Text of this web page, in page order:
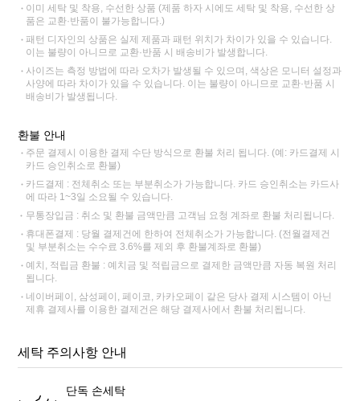
이미 세탁 및 착용, 수선한 상품 (제품 하자 시에도 세탁 및 착용, 수선한 상
품은 교환·반품이 불가능합니다.)
패턴 디자인의 상품은 실제 제품과 패턴 위치가 차이가 있을 수 있습니다.
이는 불량이 아니므로 교환·반품 시 배송비가 발생합니다.
사이즈는 측정 방법에 따라 오차가 발생될 수 있으며, 색상은 모니터 설정과
사양에 따라 차이가 있을 수 있습니다. 이는 불량이 아니므로 교환·반품 시
배송비가 발생됩니다.
환불 안내
주문 결제시 이용한 결제 수단 방식으로 환불 처리 됩니다. (예: 카드결제 시
카드 승인취소로 환불)
카드결제 : 전체취소 또는 부분취소가 가능합니다. 카드 승인취소는 카드사
에 따라 1~3일 소요될 수 있습니다.
무통장입금 : 취소 및 환불 금액만큼 고객님 요청 계좌로 환불 처리됩니다.
휴대폰결제 : 당월 결제건에 한하여 전체취소가 가능합니다. (전월결제건
및 부분취소는 수수료 3.6%를 제외 후 환불계좌로 환불)
예치, 적립금 환불 : 예치금 및 적립금으로 결제한 금액만큼 자동 복원 처리
됩니다.
네이버페이, 삼성페이, 페이코, 카카오페이 같은 당사 결제 시스템이 아닌
제휴 결제사를 이용한 결제건은 해당 결제사에서 환불 처리됩니다.
세탁 주의사항 안내
단독 손세탁